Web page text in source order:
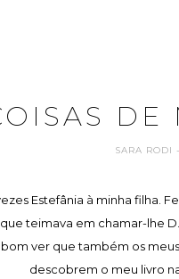
DE
SARA RODI
Estefânia à minha filha.
teimava em chamar-lhe
ver que também os
descobrem o meu livro